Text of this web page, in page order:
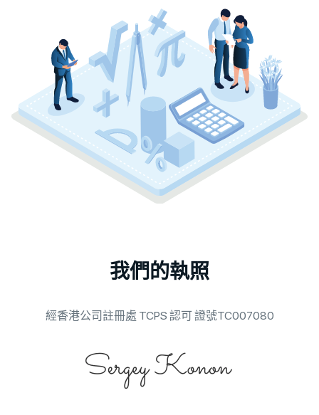
我們的執照
經香港公司註冊處 TCPS 認可 證號TC007080